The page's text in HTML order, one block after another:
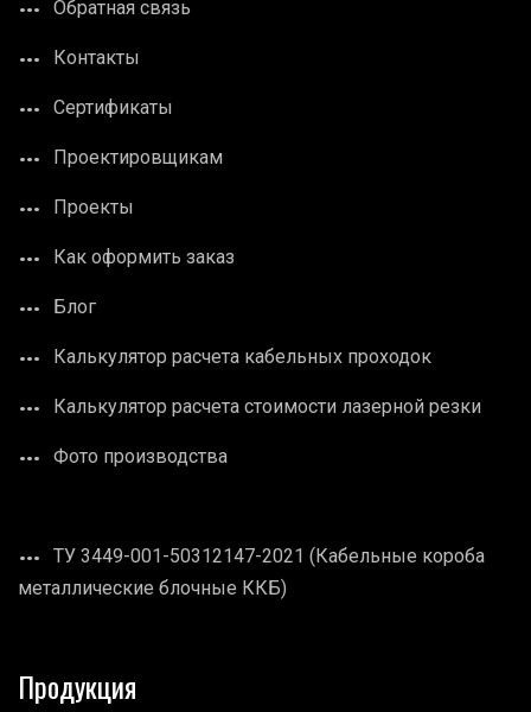
Обратная связь
Контакты
Сертификаты
Проектировщикам
Проекты
Как оформить заказ
Блог
Калькулятор расчета кабельных проходок
Калькулятор расчета стоимости лазерной резки
Фото производства
ТУ 3449-001-50312147-2021 (Кабельные короба
металлические блочные ККБ)
Продукция